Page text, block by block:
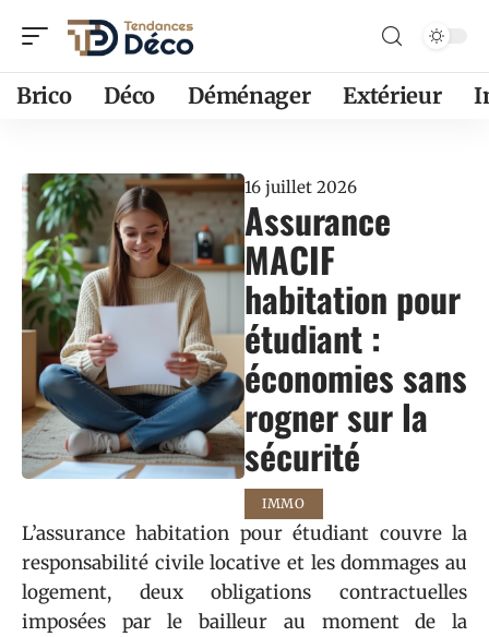
Brico Déco Déménager Extérieur
16 juillet 2026
Assurance
MACIF
habitation pour
étudiant :
économies sans
rogner sur la
sécurité
IMMO
L’assurance habitation pour étudiant couvre la
responsabilité civile locative et les dommages au
logement, deux obligations contractuelles
imposées par le bailleur au moment de la